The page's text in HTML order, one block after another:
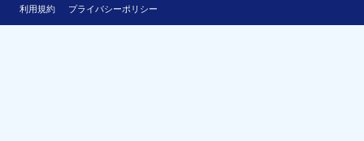
利用規約 プライバシーポリシー